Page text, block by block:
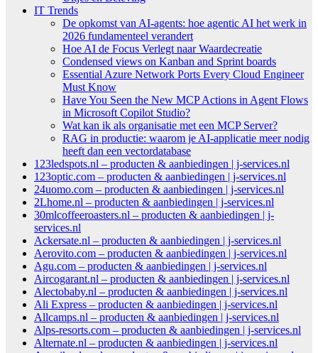
IT Trends
De opkomst van AI-agents: hoe agentic AI het werk in
2026 fundamenteel verandert
Hoe AI de Focus Verlegt naar Waardecreatie
Condensed views on Kanban and Sprint boards
Essential Azure Network Ports Every Cloud Engineer
Must Know
Have You Seen the New MCP Actions in Agent Flows
in Microsoft Copilot Studio?
Wat kan ik als organisatie met een MCP Server?
RAG in productie: waarom je AI-applicatie meer nodig
heeft dan een vectordatabase
123ledspots.nl – producten & aanbiedingen | j-services.nl
123optic.com – producten & aanbiedingen | j-services.nl
24uomo.com – producten & aanbiedingen | j-services.nl
2Lhome.nl – producten & aanbiedingen | j-services.nl
30mlcoffeeroasters.nl – producten & aanbiedingen | j-
services.nl
Ackersate.nl – producten & aanbiedingen | j-services.nl
Aerovito.com – producten & aanbiedingen | j-services.nl
Agu.com – producten & aanbiedingen | j-services.nl
Aircogarant.nl – producten & aanbiedingen | j-services.nl
Alectobaby.nl – producten & aanbiedingen | j-services.nl
Ali Express – producten & aanbiedingen | j-services.nl
Allcamps.nl – producten & aanbiedingen | j-services.nl
Alps-resorts.com – producten & aanbiedingen | j-services.nl
Alternate.nl – producten & aanbiedingen | j-services.nl